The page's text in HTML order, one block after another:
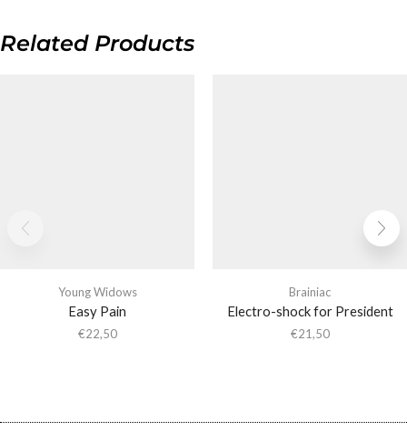
Related Products
Young Widows
Easy Pain
€22,50
Brainiac
Electro-shock for President
€21,50